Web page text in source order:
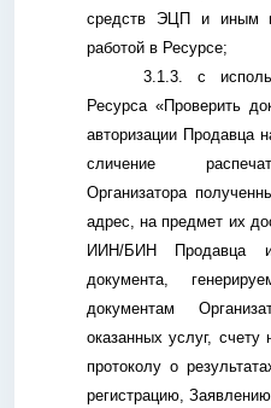
средств ЭЦП и иным
работой в Ресурсе;
3.1.3. с
Ресурса «Проверить
авторизации Продавца
сличение
Организатора
адрес, на предмет их
ИИН/БИН Продавца и
документа,
документам
оказанных услуг, счету
протоколу о
регистрацию,